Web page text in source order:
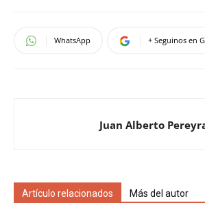
WhatsApp + Seguinos en
Juan Alberto
Artículo relacionados Más del autor